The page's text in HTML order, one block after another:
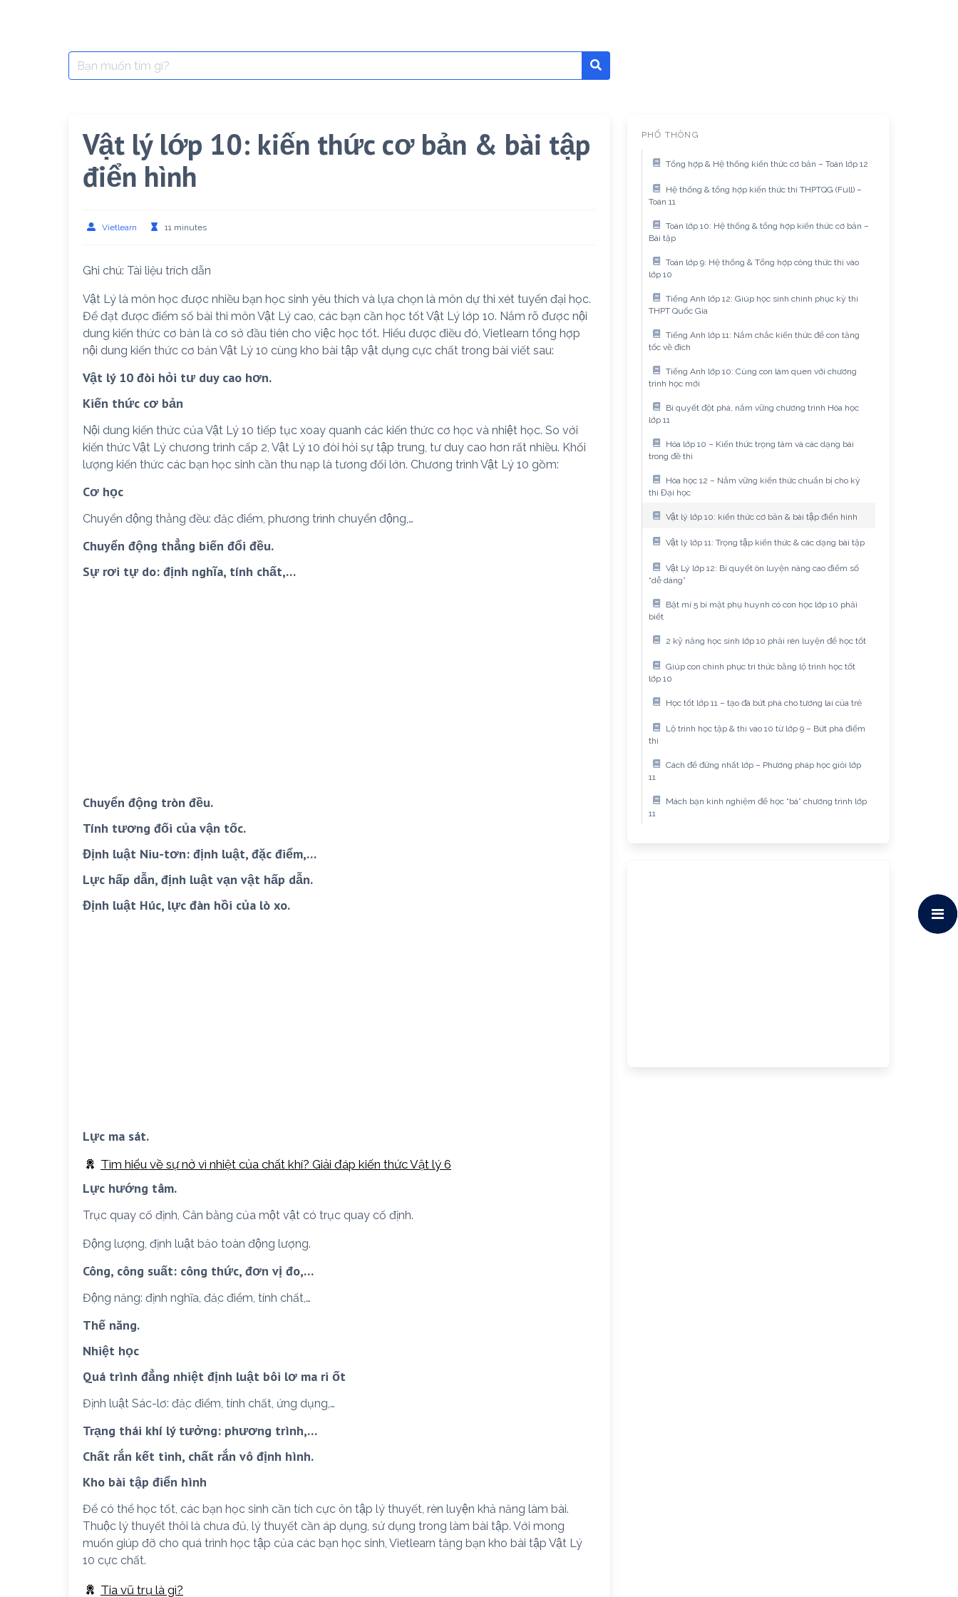
Search
for:
Vật lý lớp 10: kiến thức cơ bản & bài tập
điển hình
Vietlearn 11 minutes
Ghi chú: Tài liệu trích dẫn
Vật Lý là môn học được nhiều bạn học sinh yêu thích và lựa chọn là môn dự thi xét tuyển đại học.
Để đạt được điểm số bài thi môn Vật Lý cao, các bạn cần học tốt Vật Lý lớp 10. Nắm rõ được nội
dung kiến thức cơ bản là cơ sở đầu tiên cho việc học tốt. Hiểu được điều đó, Vietlearn tổng hợp
nội dung kiến thức cơ bản Vật Lý 10 cùng kho bài tập vật dụng cực chất trong bài viết sau:
Vật lý 10 đòi hỏi tư duy cao hơn.
Kiến thức cơ bản
Nội dung kiến thức của Vật Lý 10 tiếp tục xoay quanh các kiến thức cơ học và nhiệt học. So với
kiến thức Vật Lý chương trình cấp 2, Vật Lý 10 đòi hỏi sự tập trung, tư duy cao hơn rất nhiều. Khối
lượng kiến thức các bạn học sinh cần thu nạp là tương đối lớn. Chương trình Vật Lý 10 gồm:
Cơ học
Chuyển động thẳng đều: đặc điểm, phương trình chuyển động,…
Chuyển động thẳng biến đổi đều.
Sự rơi tự do: định nghĩa, tính chất,…
Chuyển động tròn đều.
Tính tương đối của vận tốc.
Định luật Niu-tơn: định luật, đặc điểm,…
Lực hấp dẫn, định luật vạn vật hấp dẫn.
Định luật Húc, lực đàn hồi của lò xo.
Lực ma sát.
Tìm hiểu về sự nở vì nhiệt của chất khí? Giải đáp kiến thức Vật lý 6
Lực hướng tâm.
Trục quay cố định, Cân bằng của một vật có trục quay cố định.
Động lượng, định luật bảo toàn động lượng.
Công, công suất: công thức, đơn vị đo,…
Động năng: định nghĩa, đặc điểm, tính chất,…
Thế năng.
Nhiệt học
Quá trình đẳng nhiệt định luật bôi lơ ma ri ốt
Định luật Sác-lơ: đặc điểm, tính chất, ứng dụng,…
Trạng thái khí lý tưởng: phương trình,…
Chất rắn kết tinh, chất rắn vô định hình.
Kho bài tập điển hình
Để có thể học tốt, các bạn học sinh cần tích cực ôn tập lý thuyết, rèn luyện khả năng làm bài.
Thuộc lý thuyết thôi là chưa đủ, lý thuyết cần áp dụng, sử dụng trong làm bài tập. Với mong
muốn giúp đỡ cho quá trình học tập của các bạn học sinh, Vietlearn tặng bạn kho bài tập Vật Lý
10 cực chất.
Tia vũ trụ là gì?
PHỔ THÔNG
Tổng hợp & Hệ thống kiến thức cơ bản – Toán lớp 12
Hệ thống & tổng hợp kiến thức thi THPTQG (Full) –
Toán 11
Toán lớp 10: Hệ thống & tổng hợp kiến thức cơ bản –
Bài tập
Toán lớp 9: Hệ thống & Tổng hợp công thức thi vào
lớp 10
Tiếng Anh lớp 12: Giúp học sinh chinh phục kỳ thi
THPT Quốc Gia
Tiếng Anh lớp 11: Nắm chắc kiến thức để con tăng
tốc về đích
Tiếng Anh lớp 10: Cùng con làm quen với chương
trình học mới
Bí quyết đột phá, nắm vững chương trình Hóa học
lớp 11
Hóa lớp 10 – Kiến thức trọng tâm và các dạng bài
trong đề thi
Hóa học 12 – Nắm vững kiến thức chuẩn bị cho kỳ
thi Đại học
Vật lý lớp 10: kiến thức cơ bản & bài tập điển hình
Vật lý lớp 11: Trọng tập kiến thức & các dạng bài tập
Vật Lý lớp 12: Bí quyết ôn luyện nâng cao điểm số
“dễ dàng”
Bật mí 5 bí mật phụ huynh có con học lớp 10 phải
biết
2 kỹ năng học sinh lớp 10 phải rèn luyện để học tốt
Giúp con chinh phục tri thức bằng lộ trình học tốt
lớp 10
Học tốt lớp 11 – tạo đà bứt phá cho tương lai của trẻ
Lộ trình học tập & thi vào 10 từ lớp 9 – Bứt phá điểm
thi
Cách để đứng nhất lớp – Phương pháp học giỏi lớp
11
Mách bạn kinh nghiệm để học “bá” chương trình lớp
11